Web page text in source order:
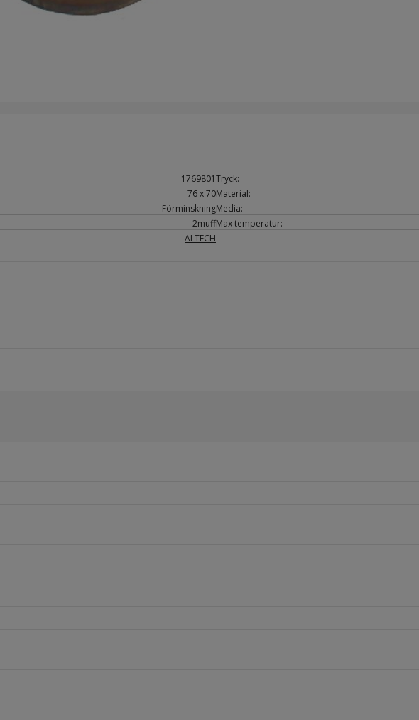
1769801
76 x 70
Förminskning
2muff
ALTECH
Tryck:
Material:
Media:
Max temperatur: